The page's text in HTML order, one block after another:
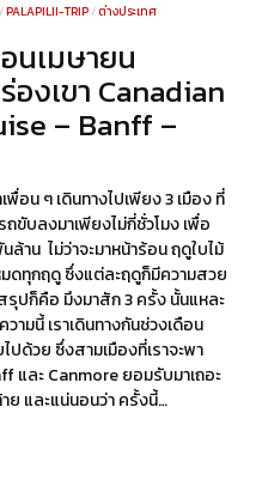
/PALAPILII-TRIP /ต่างประเทศ
นเมษายน
งเขา Canadian
– Banff –
อน ๆ เดินทางไปเพียง 3 เมือง ที่
ขับลงมาเพียงไม่กี่ชั่วโมง เพื่อ
ล้าน ไม่ว่าจะมาหน้าร้อน ฤดูใบไม้
ดทุกฤดู ซึ่งแต่ละฤดูก็มีความสวย
รุปก็คือ มึงมาสัก 3 ครั้ง นั้นแหละ
มนี้ เราเดินทางกันช่วงเดือน
ปด้วย ซึ่งสามเมืองที่เราจะพา
และ Canmore ยอมรับมาเถอะ
และแน่นอนว่า ครั้งนี้…